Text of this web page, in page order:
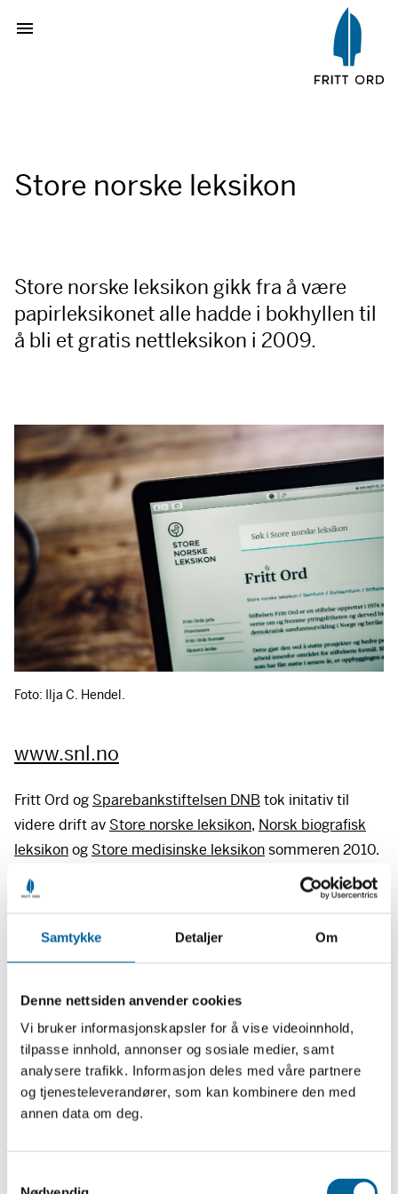
Samtykke Detaljer Om
Denne nettsiden anvender cookies
Vi bruker informasjonskapsler for å vise videoinnhold,
tilpasse innhold, annonser og sosiale medier, samt
analysere trafikk. Informasjon deles med våre partnere
og tjenesteleverandører, som kan kombinere den med
annen data om deg.
Store norske leksikon
Store norske leksikon gikk fra å være
papirleksikonet alle hadde i bokhyllen til
å bli et gratis nettleksikon i 2009.
Foto: Ilja C. Hendel.
www.snl.no
Fritt Ord og Sparebankstiftelsen DNB tok initativ til
videre drift av Store norske leksikon, Norsk biografisk
leksikonog Store medisinske leksikonsommeren 2010.
SNL
.no består av signerte leksikonartikler skrevet av
kvalifiserte fagpersoner.
Store norske leksikon er eid av den ideelle
Nyheter